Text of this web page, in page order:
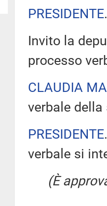
PRESIDENTE
Invito la
processo
CLAUDIA
verbale
PRESIDENTE
verbale si
(È